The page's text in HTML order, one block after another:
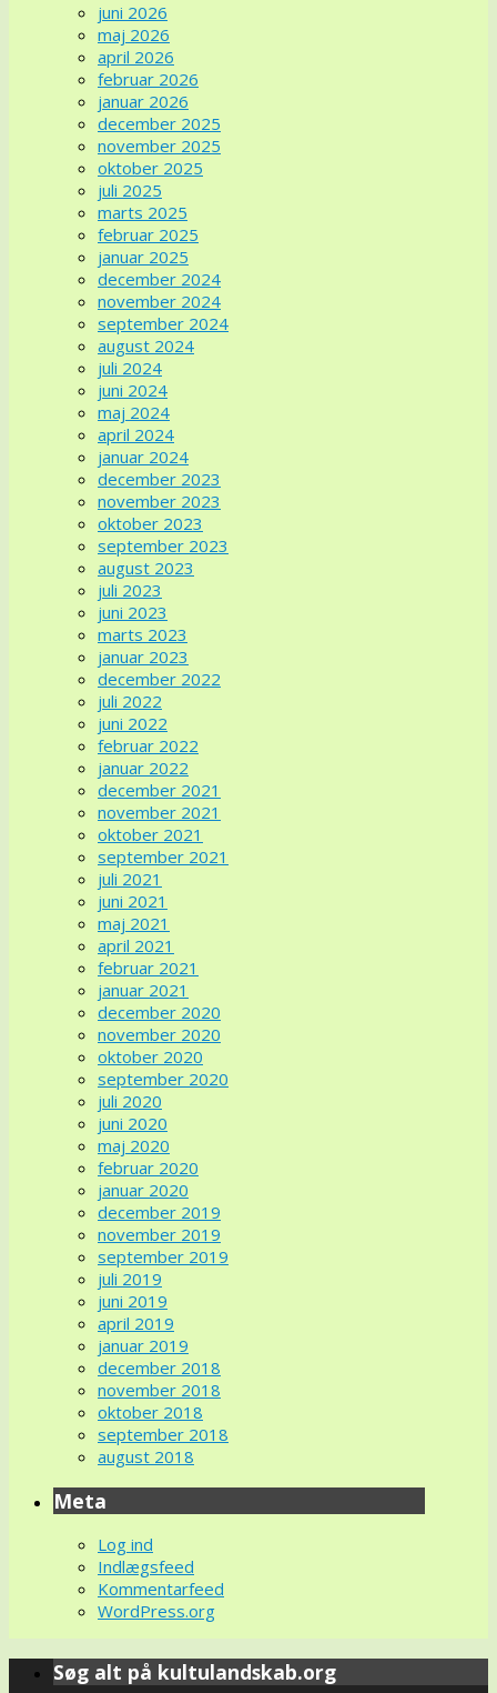
juni 2026
maj 2026
april 2026
februar 2026
januar 2026
december 2025
november 2025
oktober 2025
juli 2025
marts 2025
februar 2025
januar 2025
december 2024
november 2024
september 2024
august 2024
juli 2024
juni 2024
maj 2024
april 2024
januar 2024
december 2023
november 2023
oktober 2023
september 2023
august 2023
juli 2023
juni 2023
marts 2023
januar 2023
december 2022
juli 2022
juni 2022
februar 2022
januar 2022
december 2021
november 2021
oktober 2021
september 2021
juli 2021
juni 2021
maj 2021
april 2021
februar 2021
januar 2021
december 2020
november 2020
oktober 2020
september 2020
juli 2020
juni 2020
maj 2020
februar 2020
januar 2020
december 2019
november 2019
september 2019
juli 2019
juni 2019
april 2019
januar 2019
december 2018
november 2018
oktober 2018
september 2018
august 2018
Meta
Log ind
Indlægsfeed
Kommentarfeed
WordPress.org
Søg alt på kultulandskab.org